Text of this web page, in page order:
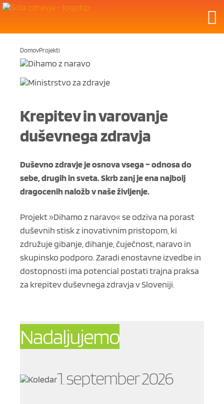
DomovProjekti
Krepitev in varovanje
duševnega zdravja
Duševno zdravje je osnova vsega – odnosa do
sebe, drugih in sveta. Skrb zanj je ena najbolj
dragocenih naložb v naše življenje.
Projekt »Dihamo z naravo« se odziva na porast
duševnih stisk z inovativnim pristopom, ki
združuje gibanje, dihanje, čuječnost, naravo in
skupinsko podporo. Zaradi enostavne izvedbe in
dostopnosti ima potencial postati trajna praksa
za krepitev duševnega zdravja v Sloveniji.
Nadaljujemo
1. september 2026